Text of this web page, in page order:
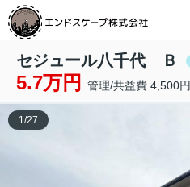
セジュール八千代 Ｂ
5.7万円 管理/共益費 4,500円
1/27